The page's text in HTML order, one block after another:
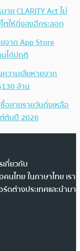
ย CLARITY Act ไม่
ให้ดิ่งลงอีกระลอก
จาก App Store
ได้ปกติ
ความเสียหายจาก
ล้าน
อขายรายวันดิ่งเหลือ
ต้นปี 2026
กี่ยวกับ
นไทย ในภาษาไทย เรา
ดต่างประเทศและนำมา